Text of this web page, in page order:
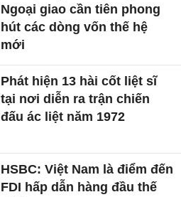
Ngoại giao cần tiên phong
hút các dòng vốn thế hệ
mới
Phát hiện 13 hài cốt liệt sĩ
tại nơi diễn ra trận chiến
đấu ác liệt năm 1972
HSBC: Việt Nam là điểm đến
FDI hấp dẫn hàng đầu thế